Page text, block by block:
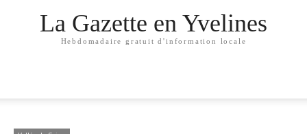
La Gazette en Yvelines
Hebdomadaire gratuit d'information locale